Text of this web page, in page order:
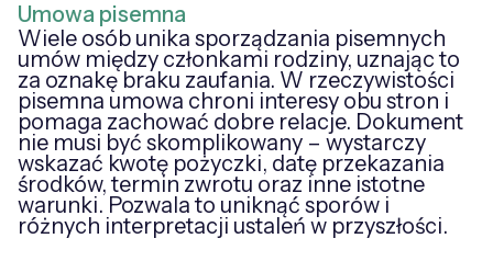
Umowa pisemna
Wiele osób unika sporządzania pisemnych
umów między członkami rodziny, uznając to
za oznakę braku zaufania. W rzeczywistości
pisemna umowa chroni interesy obu stron i
pomaga zachować dobre relacje. Dokument
nie musi być skomplikowany – wystarczy
wskazać kwotę pożyczki, datę przekazania
środków, termin zwrotu oraz inne istotne
warunki. Pozwala to uniknąć sporów i
różnych interpretacji ustaleń w przyszłości.